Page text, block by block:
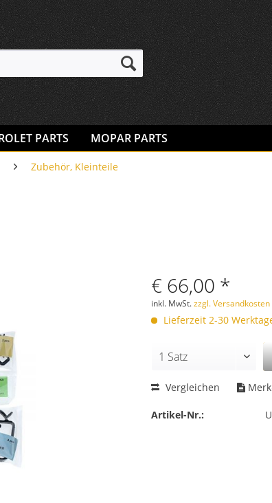
PARTS MOPAR PARTS
Zubehör, Kleinteile
€ 66,00 *
inkl. MwSt.zzgl. Versandkosten
Lieferzeit 2-30
Vergleichen
Artikel-Nr.: